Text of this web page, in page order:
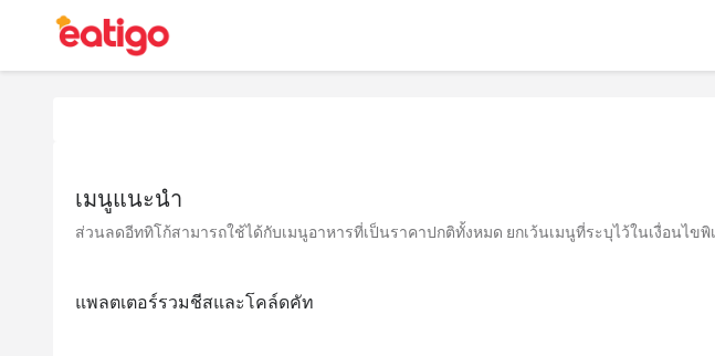
เมนูแนะนำ
ส่วนลดอีททิโก้สามารถใช้ได้กับเมนูอาหารที่เป็นราคาปกติทั้งหมด ยกเว้นเมนูที่ระบุไว้ในเงื่อนไขพิ
แพลตเตอร์รวมชีสและโคล์ดคัท